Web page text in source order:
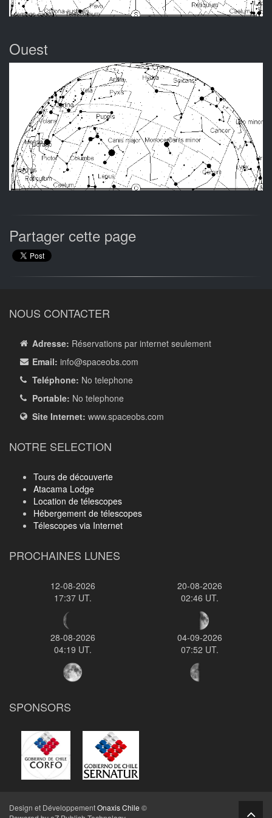
Ouest
Partager cette page
NOUS CONTACTER
Adresse: Réservations par internet seulement
Email: info@spaceobs.com
Teléphone: No telephone
Portable: No telephone
Site Internet: www.spaceobs.com
NOTRE SELECTION
Tours de découverte
Atacama Lodge
Location de télescopes
Hébergement de télescopes
Télescopes via Internet
PROCHAINES LUNES
12-08-2026
17:37 UT.
20-08-2026
02:46 UT.
28-08-2026
04:19 UT.
04-09-2026
07:52 UT.
SPONSORS
Design et DéveloppementOnaxis Chile ©